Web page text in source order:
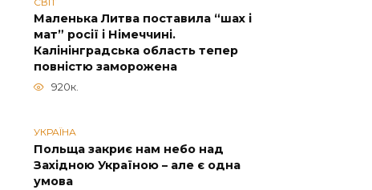
Маленька Литва поставила “шах і
мат” росії і Німеччині.
Калінінградська область тепер
повністю заморожена
920к.
УКРАЇНА
Польща закриє нам небо над
Західною Україною – але є одна
умова